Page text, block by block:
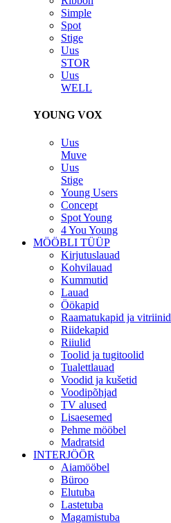
Simple
Spot
Stige
Uus
STOR
Uus
WELL
YOUNG VOX
Uus
Muve
Uus
Stige
Young Users
Concept
Spot Young
4 You Young
MÖÖBLI TÜÜP
Kirjutuslauad
Kohvilauad
Kummutid
Lauad
Öökapid
Raamatukapid ja vitriinid
Riidekapid
Riiulid
Toolid ja tugitoolid
Tualettlauad
Voodid ja kušetid
Voodipõhjad
TV alused
Lisaesemed
Pehme mööbel
Madratsid
INTERJÖÖR
Aiamööbel
Büroo
Elutuba
Lastetuba
Magamistuba